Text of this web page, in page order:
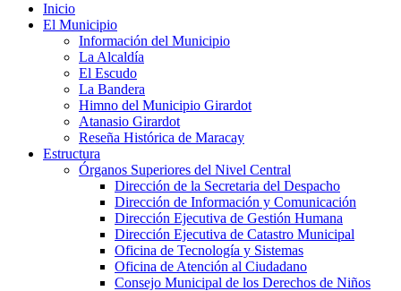
Inicio
El Municipio
Información del Municipio
La Alcaldía
El Escudo
La Bandera
Himno del Municipio Girardot
Atanasio Girardot
Reseña Histórica de Maracay
Estructura
Órganos Superiores del Nivel Central
Dirección de la Secretaria del Despacho
Dirección de Información y Comunicación
Dirección Ejecutiva de Gestión Humana
Dirección Ejecutiva de Catastro Municipal
Oficina de Tecnología y Sistemas
Oficina de Atención al Ciudadano
Consejo Municipal de los Derechos de Niños